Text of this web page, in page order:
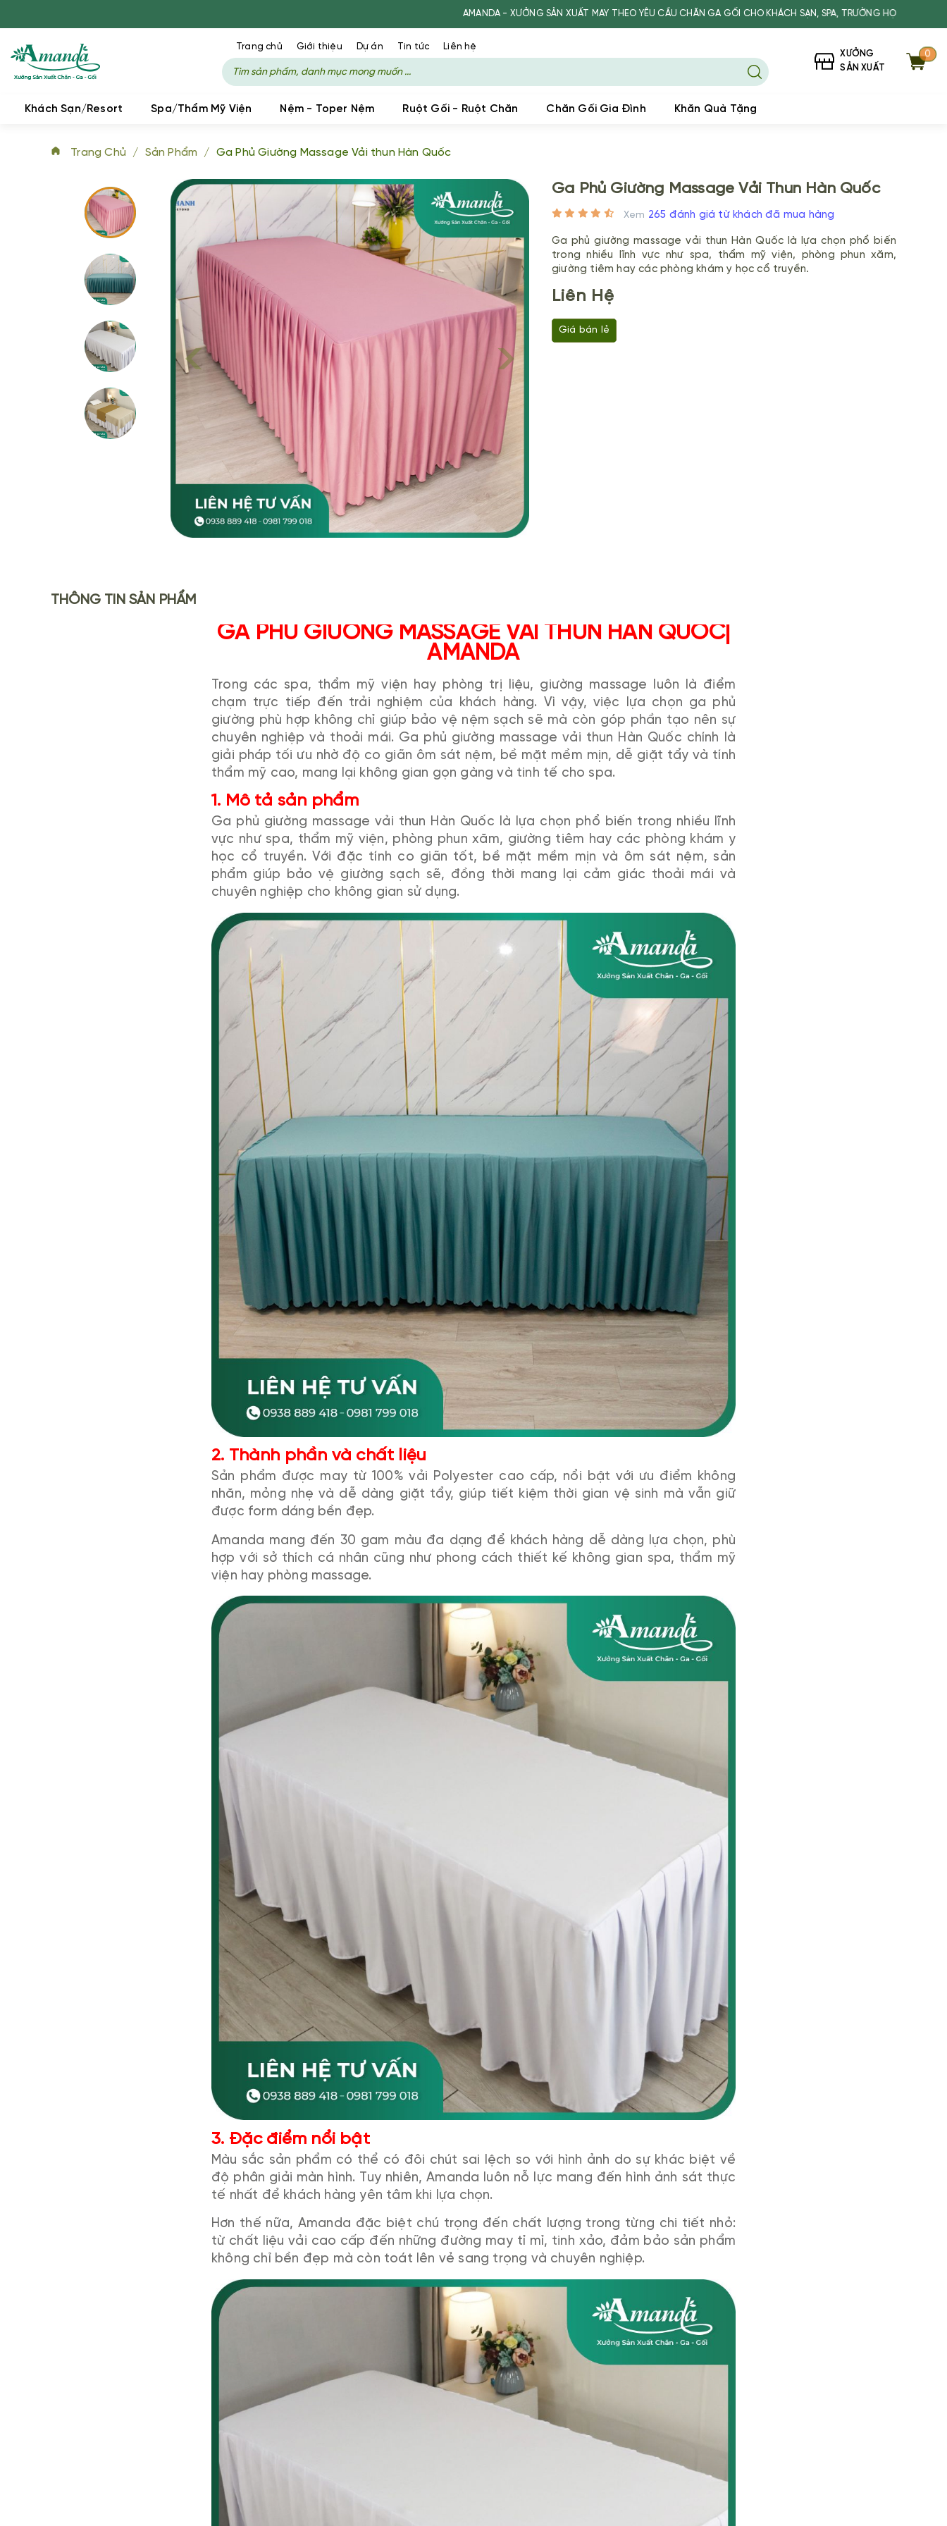
AMANDA - XƯỞNG SẢN XUẤT MAY THEO YÊU CẦU CHĂN GA GỐI CHO KHÁCH SẠN, SPA, TRƯỜNG HỌC
Trang chủ Giới thiệu Dự án Tin tức Liên hệ
XƯỞNG
SẢN XUẤT
0
Khách Sạn/Resort Spa/Thẩm Mỹ Viện Nệm - Toper Nệm Ruột Gối - Ruột Chăn Chăn Gối Gia Đình Khăn Quà Tặng
Trang Chủ / Sản Phẩm / Ga Phủ Giường Massage Vải thun Hàn Quốc
Ga Phủ Giường Massage Vải Thun Hàn Quốc
Xem 265 đánh giá từ khách đã mua hàng
Ga phủ giường massage vải thun Hàn Quốc là lựa chọn phổ biến
trong nhiều lĩnh vực như spa, thẩm mỹ viện, phòng phun xăm,
giường tiêm hay các phòng khám y học cổ truyền.
Liên Hệ
Giá bán lẻ
THÔNG TIN SẢN PHẨM
GA PHỦ GIƯỜNG MASSAGE VẢI THUN HÀN QUỐC|
AMANDA
Trong các spa, thẩm mỹ viện hay phòng trị liệu, giường massage luôn là điểm
chạm trực tiếp đến trải nghiệm của khách hàng. Vì vậy, việc lựa chọn ga phủ
giường phù hợp không chỉ giúp bảo vệ nệm sạch sẽ mà còn góp phần tạo nên sự
chuyên nghiệp và thoải mái. Ga phủ giường massage vải thun Hàn Quốc chính là
giải pháp tối ưu nhờ độ co giãn ôm sát nệm, bề mặt mềm mịn, dễ giặt tẩy và tính
thẩm mỹ cao, mang lại không gian gọn gàng và tinh tế cho spa.
1. Mô tả sản phẩm
Ga phủ giường massage vải thun Hàn Quốc là lựa chọn phổ biến trong nhiều lĩnh
vực như spa, thẩm mỹ viện, phòng phun xăm, giường tiêm hay các phòng khám y
học cổ truyền. Với đặc tính co giãn tốt, bề mặt mềm mịn và ôm sát nệm, sản
phẩm giúp bảo vệ giường sạch sẽ, đồng thời mang lại cảm giác thoải mái và
chuyên nghiệp cho không gian sử dụng.
2. Thành phần và chất liệu
Sản phẩm được may từ 100% vải Polyester cao cấp, nổi bật với ưu điểm không
nhăn, mỏng nhẹ và dễ dàng giặt tẩy, giúp tiết kiệm thời gian vệ sinh mà vẫn giữ
được form dáng bền đẹp.
Amanda mang đến 30 gam màu đa dạng để khách hàng dễ dàng lựa chọn, phù
hợp với sở thích cá nhân cũng như phong cách thiết kế không gian spa, thẩm mỹ
viện hay phòng massage.
3. Đặc điểm nổi bật
Màu sắc sản phẩm có thể có đôi chút sai lệch so với hình ảnh do sự khác biệt về
độ phân giải màn hình. Tuy nhiên, Amanda luôn nỗ lực mang đến hình ảnh sát thực
tế nhất để khách hàng yên tâm khi lựa chọn.
Hơn thế nữa, Amanda đặc biệt chú trọng đến chất lượng trong từng chi tiết nhỏ:
từ chất liệu vải cao cấp đến những đường may tỉ mỉ, tinh xảo, đảm bảo sản phẩm
không chỉ bền đẹp mà còn toát lên vẻ sang trọng và chuyên nghiệp.